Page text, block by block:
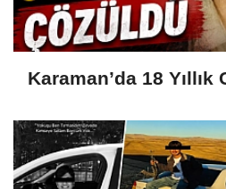
Karaman’da 18